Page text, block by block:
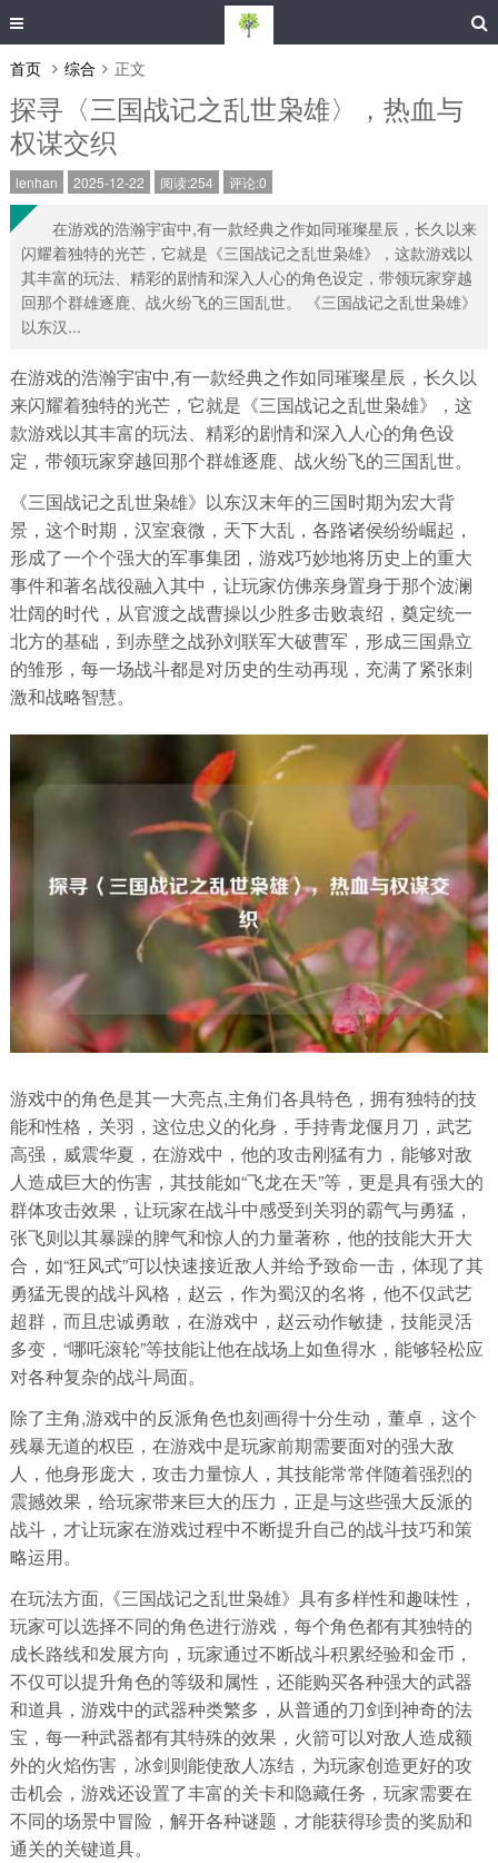
首页 综合 正文
探寻〈三国战记之乱世枭雄〉，热血与
权谋交织
lenhan 2025-12-22 阅读:254 评论:0
在游戏的浩瀚宇宙中,有一款经典之作如同璀璨星辰，长久以来
闪耀着独特的光芒，它就是《三国战记之乱世枭雄》，这款游戏以
其丰富的玩法、精彩的剧情和深入人心的角色设定，带领玩家穿越
回那个群雄逐鹿、战火纷飞的三国乱世。 《三国战记之乱世枭雄》
以东汉...
在游戏的浩瀚宇宙中,有一款经典之作如同璀璨星辰，长久以
来闪耀着独特的光芒，它就是《三国战记之乱世枭雄》，这
款游戏以其丰富的玩法、精彩的剧情和深入人心的角色设
定，带领玩家穿越回那个群雄逐鹿、战火纷飞的三国乱世。
《三国战记之乱世枭雄》以东汉末年的三国时期为宏大背
景，这个时期，汉室衰微，天下大乱，各路诸侯纷纷崛起，
形成了一个个强大的军事集团，游戏巧妙地将历史上的重大
事件和著名战役融入其中，让玩家仿佛亲身置身于那个波澜
壮阔的时代，从官渡之战曹操以少胜多击败袁绍，奠定统一
北方的基础，到赤壁之战孙刘联军大破曹军，形成三国鼎立
的雏形，每一场战斗都是对历史的生动再现，充满了紧张刺
激和战略智慧。
游戏中的角色是其一大亮点,主角们各具特色，拥有独特的技
能和性格，关羽，这位忠义的化身，手持青龙偃月刀，武艺
高强，威震华夏，在游戏中，他的攻击刚猛有力，能够对敌
人造成巨大的伤害，其技能如“飞龙在天”等，更是具有强大的
群体攻击效果，让玩家在战斗中感受到关羽的霸气与勇猛，
张飞则以其暴躁的脾气和惊人的力量著称，他的技能大开大
合，如“狂风式”可以快速接近敌人并给予致命一击，体现了其
勇猛无畏的战斗风格，赵云，作为蜀汉的名将，他不仅武艺
超群，而且忠诚勇敢，在游戏中，赵云动作敏捷，技能灵活
多变，“哪吒滚轮”等技能让他在战场上如鱼得水，能够轻松应
对各种复杂的战斗局面。
除了主角,游戏中的反派角色也刻画得十分生动，董卓，这个
残暴无道的权臣，在游戏中是玩家前期需要面对的强大敌
人，他身形庞大，攻击力量惊人，其技能常常伴随着强烈的
震撼效果，给玩家带来巨大的压力，正是与这些强大反派的
战斗，才让玩家在游戏过程中不断提升自己的战斗技巧和策
略运用。
在玩法方面,《三国战记之乱世枭雄》具有多样性和趣味性，
玩家可以选择不同的角色进行游戏，每个角色都有其独特的
成长路线和发展方向，玩家通过不断战斗积累经验和金币，
不仅可以提升角色的等级和属性，还能购买各种强大的武器
和道具，游戏中的武器种类繁多，从普通的刀剑到神奇的法
宝，每一种武器都有其特殊的效果，火箭可以对敌人造成额
外的火焰伤害，冰剑则能使敌人冻结，为玩家创造更好的攻
击机会，游戏还设置了丰富的关卡和隐藏任务，玩家需要在
不同的场景中冒险，解开各种谜题，才能获得珍贵的奖励和
通关的关键道具。